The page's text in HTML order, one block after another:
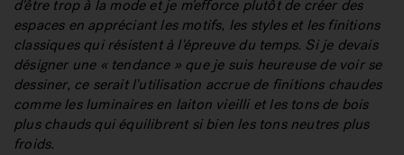
d'être trop à la mode et je m'efforce plutôt de créer des
espaces en appréciant les motifs, les styles et les finitions
classiques qui résistent à l'épreuve du temps. Si je devais
désigner une « tendance » que je suis heureuse de voir se
dessiner, ce serait l'utilisation accrue de finitions chaudes
comme les luminaires en laiton vieilli et les tons de bois
plus chauds qui équilibrent si bien les tons neutres plus
froids.